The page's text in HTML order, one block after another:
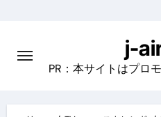
content
j-
PR：本サイトはプロ